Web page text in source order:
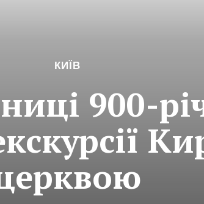
КИЇВ
900-